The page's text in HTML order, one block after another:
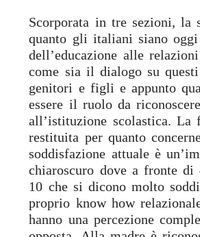
Scorporata in tre sezioni, la
quanto gli italiani siano oggi
dell’educazione alle
come sia il dialogo su
genitori e figli e appunto
essere il ruolo da riconoscere
all’istituzione scolastica. La
restituita per quanto
soddisfazione attuale è
chiaroscuro dove a fronte
10 che si dicono molto
proprio know how
hanno una percezione